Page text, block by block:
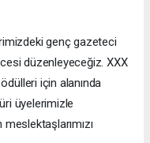
genç gazeteci
düzenleyeceğiz. XXX
için alanında
üyelerimizle